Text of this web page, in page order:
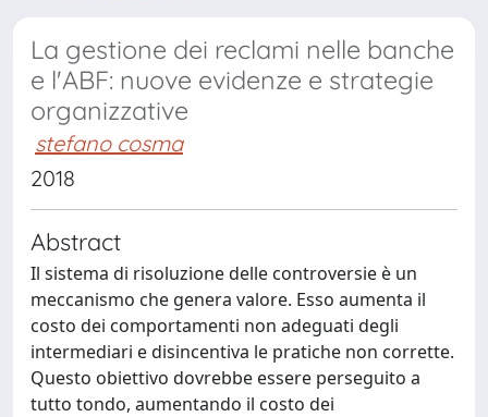
La gestione dei reclami nelle banche
e l'ABF: nuove evidenze e strategie
organizzative
stefano cosma
2018
Abstract
Il sistema di risoluzione delle controversie è un
meccanismo che genera valore. Esso aumenta il
costo dei comportamenti non adeguati degli
intermediari e disincentiva le pratiche non corrette.
Questo obiettivo dovrebbe essere perseguito a
tutto tondo, aumentando il costo dei